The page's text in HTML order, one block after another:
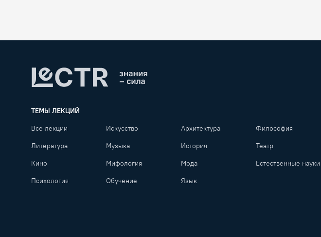
ТЕМЫ ЛЕКЦИЙ
Все лекции Искусство Архитектура Философия
Литература Музыка История Театр
Кино Мифология Мода Естественные науки
Психология Обучение Язык